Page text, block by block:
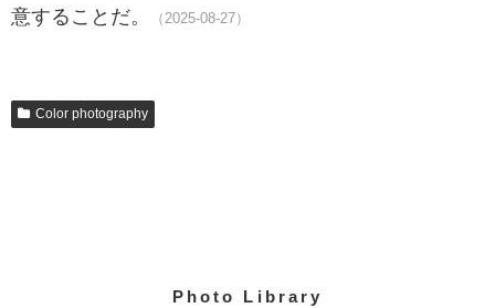
意することだ。
（2025-08-27）
Color photography
Photo Library